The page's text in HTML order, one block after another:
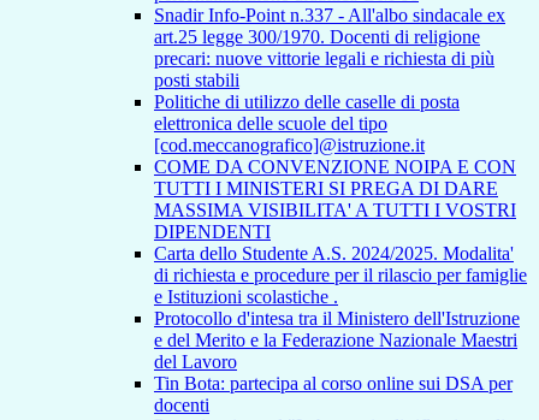
Snadir Info-Point n.337 - All'albo sindacale ex
art.25 legge 300/1970. Docenti di religione
precari: nuove vittorie legali e richiesta di più
posti stabili
Politiche di utilizzo delle caselle di posta
elettronica delle scuole del tipo
[cod.meccanografico]@istruzione.it
COME DA CONVENZIONE NOIPA E CON
TUTTI I MINISTERI SI PREGA DI DARE
MASSIMA VISIBILITA' A TUTTI I VOSTRI
DIPENDENTI
Carta dello Studente A.S. 2024/2025. Modalita'
di richiesta e procedure per il rilascio per famiglie
e Istituzioni scolastiche .
Protocollo d'intesa tra il Ministero dell'Istruzione
e del Merito e la Federazione Nazionale Maestri
del Lavoro
Tin Bota: partecipa al corso online sui DSA per
docenti